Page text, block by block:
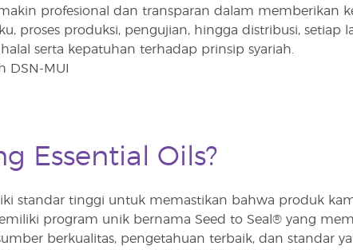
profesional dan transparan dalam memberikan
proses produksi, pengujian, hingga distribusi, setiap
serta kepatuhan terhadap prinsip syariah.
DSN-MUI
Essential Oils?
standar tinggi untuk memastikan bahwa produk
program unik bernama Seed to Seal® yang
berkualitas, pengetahuan terbaik, dan standar